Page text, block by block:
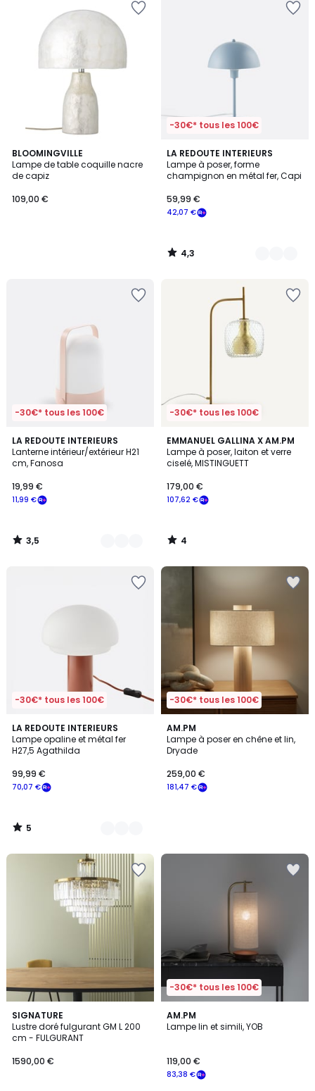
BLOOMINGVILLE
Lampe de table coquille nacre
de capiz
109,00 €
-30€* tous les 100€
LA REDOUTE INTERIEURS
Lampe à poser, forme
champignon en métal fer, Capi
42,07 €
59,99 €
4,3
/ 5
5
Couleurs
4,3
/
-30€* tous les 100€
LA REDOUTE INTERIEURS
Lanterne intérieur/extérieur H21
cm, Fanosa
11,99 €
19,99 €
3,5
/ 5
3
Couleurs
3,5
/
-30€* tous les 100€
EMMANUEL GALLINA X AM.PM
Lampe à poser, laiton et verre
ciselé, MISTINGUETT
107,62 €
179,00 €
4
/
5
4
/
-30€* tous les 100€
LA REDOUTE INTERIEURS
Lampe opaline et métal fer
H27,5 Agathilda
70,07 €
99,99 €
5
/
5
2
Couleurs
5
/
-30€* tous les 100€
AM.PM
Lampe à poser en chêne et lin,
Dryade
181,47 €
259,00 €
SIGNATURE
Lustre doré fulgurant GM L 200
cm - FULGURANT
1590,00 €
-30€* tous les 100€
AM.PM
Lampe lin et simili, YOB
83,38 €
119,00 €
3,4
/ 5